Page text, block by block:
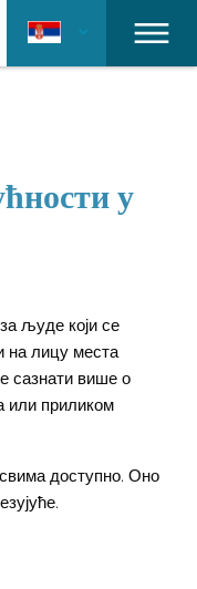
у
људе који се
на лицу места
сазнати више о
или приликом
доступно. Оно